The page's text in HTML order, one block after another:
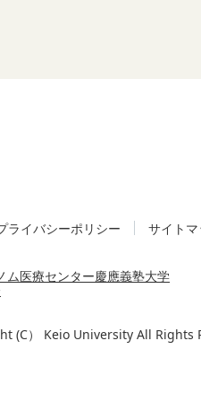
ライバシーポリシー サイト
ム医療センター慶應義塾大学
(C） Keio University All Rights